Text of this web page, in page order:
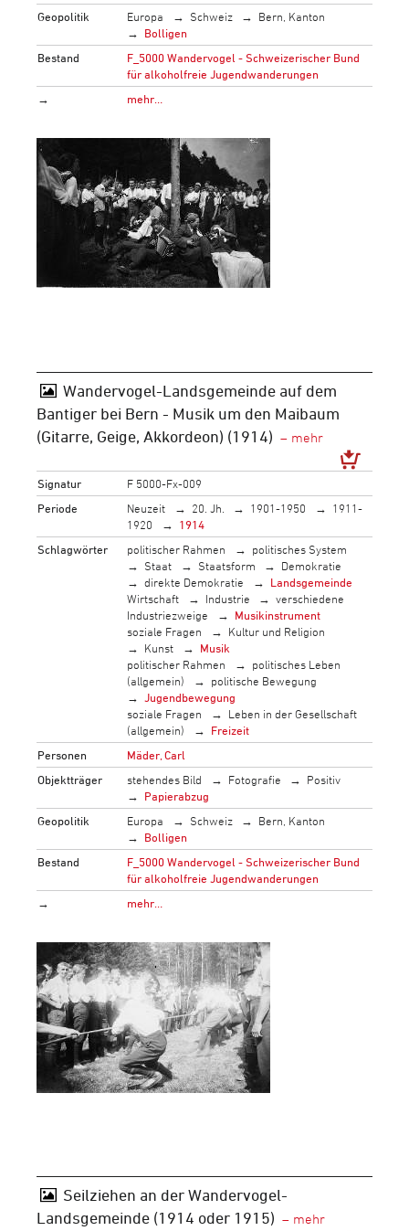
Geopolitik
Europa Schweiz
Bern, Kanton
Bolligen
Bestand
F_5000 Wandervogel - Schweizerischer Bund
für alkoholfreie Jugendwanderungen
→
mehr…
Wandervogel-Landsgemeinde auf dem
Bantiger bei Bern - Musik um den Maibaum
(Gitarre, Geige, Akkordeon) (1914)
Signatur
F 5000-Fx-009
Periode
Neuzeit 20. Jh. 1901-1950
1911-
1920
1914
Schlagwörter
politischer Rahmen
politisches System
Staat
Staatsform
Demokratie
direkte Demokratie
Landsgemeinde
Wirtschaft
Industrie
verschiedene
Industriezweige
Musikinstrument
soziale Fragen
Kultur und Religion
Kunst
Musik
politischer Rahmen
politisches Leben
(allgemein)
politische Bewegung
Jugendbewegung
soziale Fragen
Leben in der Gesellschaft
(allgemein)
Freizeit
Personen
Mäder, Carl
Objektträger
stehendes Bild Fotografie
Positiv
Papierabzug
Geopolitik
Europa Schweiz
Bern, Kanton
Bolligen
Bestand
F_5000 Wandervogel - Schweizerischer Bund
für alkoholfreie Jugendwanderungen
→
mehr…
Seilziehen an der Wandervogel-
Landsgemeinde (1914 oder 1915)